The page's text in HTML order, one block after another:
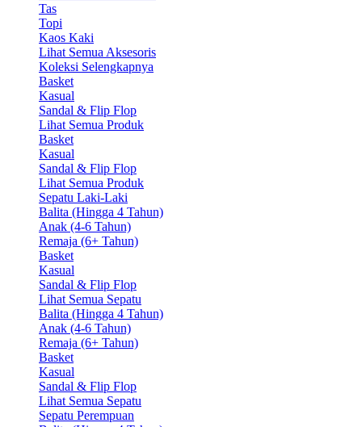
Tas
Topi
Kaos Kaki
Lihat Semua Aksesoris
Koleksi Selengkapnya
Basket
Kasual
Sandal & Flip Flop
Lihat Semua Produk
Basket
Kasual
Sandal & Flip Flop
Lihat Semua Produk
Sepatu Laki-Laki
Balita (Hingga 4 Tahun)
Anak (4-6 Tahun)
Remaja (6+ Tahun)
Basket
Kasual
Sandal & Flip Flop
Lihat Semua Sepatu
Balita (Hingga 4 Tahun)
Anak (4-6 Tahun)
Remaja (6+ Tahun)
Basket
Kasual
Sandal & Flip Flop
Lihat Semua Sepatu
Sepatu Perempuan